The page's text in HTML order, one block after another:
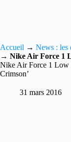
Accueil → News : les
→ Nike Air Force 1
Nike Air Force 1 Low
Crimson’
31 mars 2016